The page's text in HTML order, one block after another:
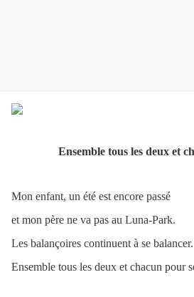
Ensemble tous les deux et
Mon enfant, un été est encore passé
et mon père ne va pas au Luna-Park.
Les balançoires continuent à se balancer.
Ensemble tous les deux et chacun pour